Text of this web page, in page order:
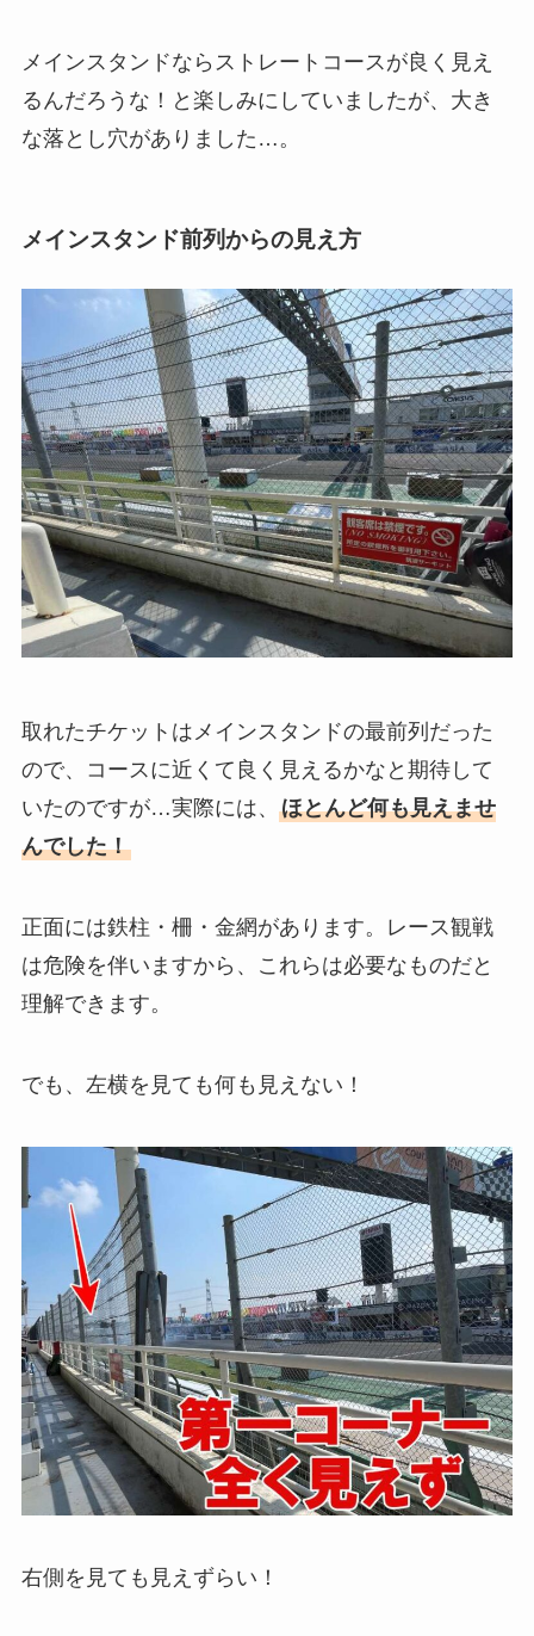
メインスタンドならストレートコースが良く見え
るんだろうな！と楽しみにしていましたが、大き
な落とし穴がありました…。
メインスタンド前列からの見え方
取れたチケットはメインスタンドの最前列だった
ので、コースに近くて良く見えるかなと期待して
いたのですが…実際には、 ほとんど何も見えませ
んでした！
正面には鉄柱・柵・金網があります。レース観戦
は危険を伴いますから、これらは必要なものだと
理解できます。
でも、左横を見ても何も見えない！
右側を見ても見えずらい！